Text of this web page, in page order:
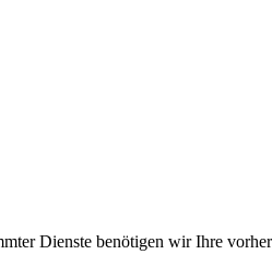
Dienste benötigen wir Ihre